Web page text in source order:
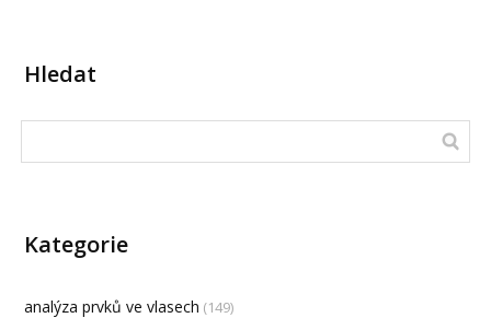
Hledat
Kategorie
analýza prvků ve vlasech (149)